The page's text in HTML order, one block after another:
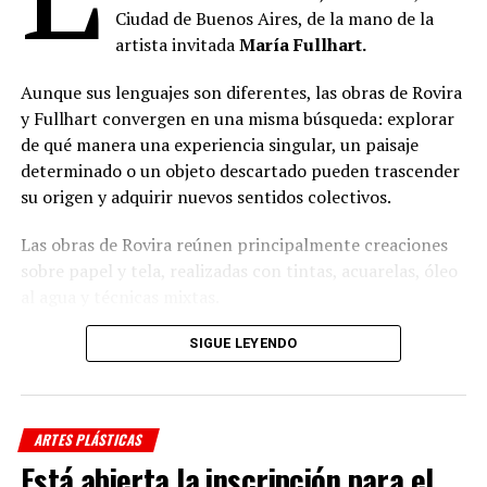
El evento es organizado por la Municipalidad de La Plata
colaboración de la Fundación Fortabat y la Universidad
Católica de La Plata.
(Fuente: Prensa Municipalidad de La Plata)
Ciudad de Buenos Aires, de la mano de la
artista invitadaMaría Fullhart.
Aunque sus lenguajes son diferentes, las obras de Rovira
y Fullhart convergen en una misma búsqueda: explorar
de qué manera una experiencia singular, un paisaje
determinado o un objeto descartado pueden trascender
su origen y adquirir nuevos sentidos colectivos.
Las obras de Rovira reúnen principalmente creaciones
sobre papel y tela, realizadas con tintas, acuarelas, óleo
Entre las piezas que integran la muestra se
realizado en 2020, junto con acuarelas y dibujos en tinta
comoMis montañas
La propuesta de Fullhart, por su parte, fue construida a
SIGUE LEYENDO
ARTES PLÁSTICAS